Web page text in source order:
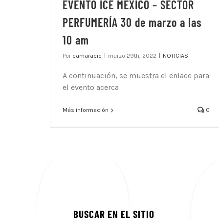
EVENTO ICE MEXICO – SECTOR
PERFUMERÍA 30 de marzo a las
10 am
Por camaracic | marzo 29th, 2022 | NOTICIAS
A continuación, se muestra el enlace para
el evento acerca
Más información 0
BUSCAR EN EL SITIO